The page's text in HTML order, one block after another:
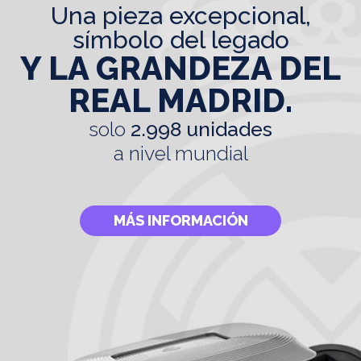
una pieza excepcional,
símbolo del legado
Y LA GRANDEZA DEL
REAL MADRID.
solo 2.998 unidades
a nivel mundial
MÁS INFORMACIÓN